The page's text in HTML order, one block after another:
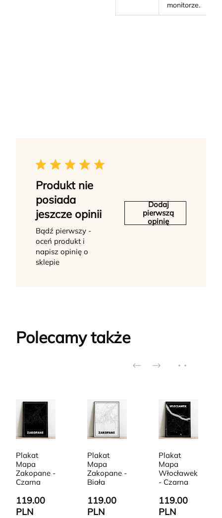
monitorze.
Produkt nie
posiada
jeszcze opinii
Bądź pierwszy -
oceń produkt i
napisz opinię o
sklepie
Dodaj
pierwszą
opinię
Polecamy także
Plakat
Mapa
Zakopane -
Czarna
119.00
PLN
Plakat
Mapa
Zakopane -
Biała
119.00
PLN
Plakat
Mapa
Włocławek
- Czarna
119.00
PLN